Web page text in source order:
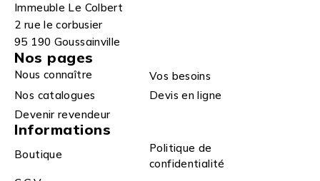
Immeuble Le Colbert
2 rue le corbusier
95 190 Goussainville
Nos pages
Nous connaître
Vos besoins
Nos catalogues
Devis en ligne
Devenir revendeur
Informations
Boutique
Politique de
confidentialité